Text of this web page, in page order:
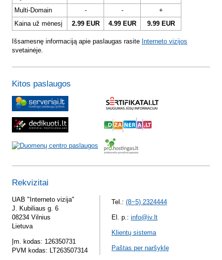
Multi-Domain
- -
+
Kaina už mėnesį
2.99 EUR 4.99 EUR 9.99 EUR
Išsamesnę informaciją apie paslaugas rasite Interneto vizijos
svetainėje.
Kitos paslaugos
Rekvizitai
UAB "Interneto vizija"
J. Kubiliaus g. 6
08234 Vilnius
Lietuva
Įm. kodas: 126350731
PVM kodas: LT263507314
Tel.: (8~5) 2324444
El. p.: info@iv.lt
Klientų sistema
Paštas per naršyklę